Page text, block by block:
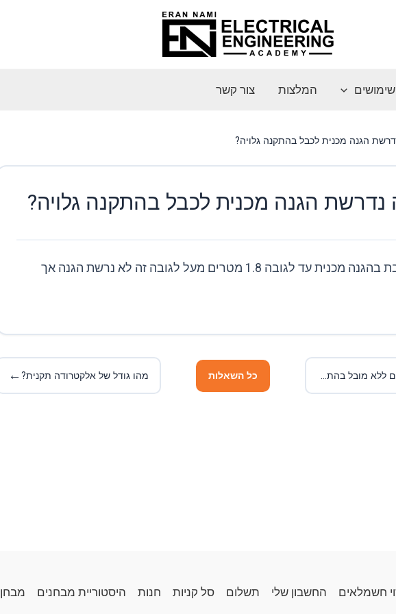
המלצות צור קשר
הגנה מכנית לכבל בהתקנה גלויה?
נדרשת הגנה מכנית לכבל בהתקנה גלויה?
התקנה גלויה מחייבת בהגנה מכנית עד לגובה 1.8 מטרים מעל לגובה זה לא נרשת הגנה אך
האם ניתן להתקין כבלים ללא מובל בהתקנה גלוי או חשיפה? כל השאלות מהו גודל של אלקטרודה תקנית?←
חשמלאים החשבון שלי תשלום סל קניות חנות היסטוריית מבחנים מבחן